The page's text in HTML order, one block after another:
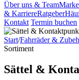
Über uns & Team
& KarriereRatgeber
Kontakt Termin buchen
Start/Fahrräder &
Sortiment
Sättel &